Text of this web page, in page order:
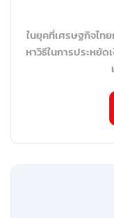
ในยุคที่เศรษฐกิจไท
หาวิธีในการประหยัด